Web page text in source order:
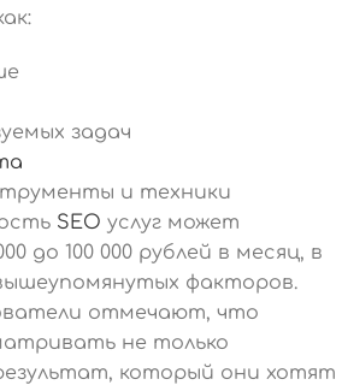
задач
и техники
SEO услуг может
до 100 000 рублей в месяц, в
факторов.
отмечают, что
не только
который они хотят